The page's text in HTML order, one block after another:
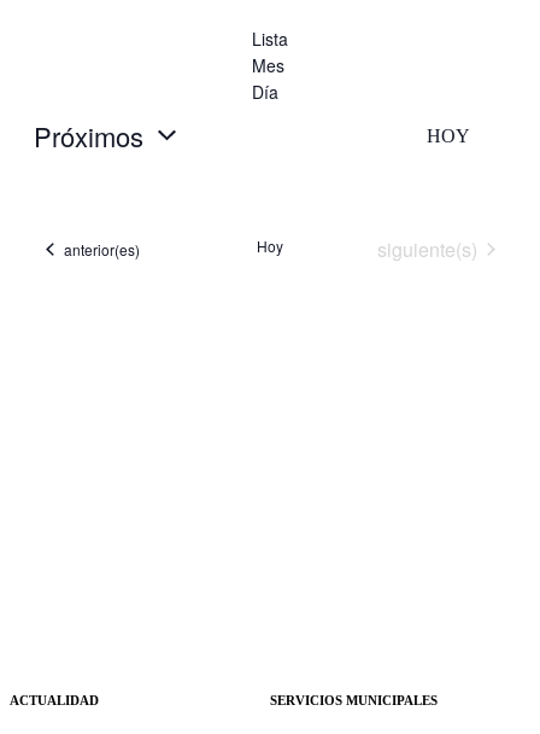
Lista
Mes
Día
HOY
Próximos
Eventos
anterior(es) Hoy Eventos
siguiente(s)
ACTUALIDAD SERVICIOS MUNICIPALES